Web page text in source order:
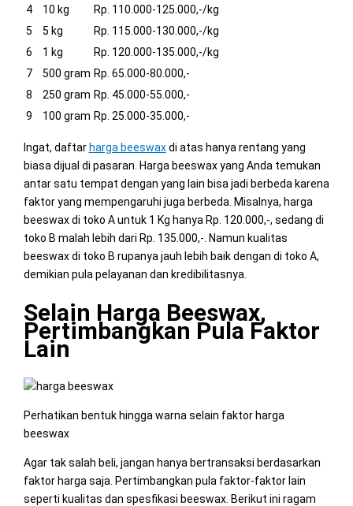
4
10 kg
Rp. 110.000-125.000,-/kg
5
5 kg
Rp. 115.000-130.000,-/kg
6
1 kg
Rp. 120.000-135.000,-/kg
7
500 gram Rp. 65.000-80.000,-
8
250 gram Rp. 45.000-55.000,-
9
100 gram Rp. 25.000-35.000,-
Ingat, daftar harga beeswaxdi atas hanya rentang yang
biasa dijual di pasaran. Harga beeswax yang Anda temukan
antar satu tempat dengan yang lain bisa jadi berbeda karena
faktor yang mempengaruhi juga berbeda. Misalnya, harga
beeswax di toko A untuk 1 Kg hanya Rp. 120.000,-, sedang di
toko B malah lebih dari Rp. 135.000,-. Namun kualitas
beeswax di toko B rupanya jauh lebih baik dengan di toko A,
demikian pula pelayanan dan kredibilitasnya.
Selain Harga Beeswax,
Pertimbangkan Pula Faktor
Lain
Perhatikan bentuk hingga warna selain faktor harga
beeswax
Agar tak salah beli, jangan hanya bertransaksi berdasarkan
faktor harga saja. Pertimbangkan pula faktor-faktor lain
seperti kualitas dan spesfikasi beeswax. Berikut ini ragam